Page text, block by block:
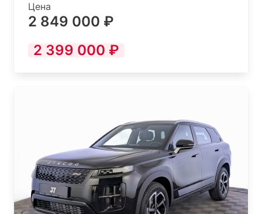
Цена
2 849 000 ₽
2 399 000 ₽